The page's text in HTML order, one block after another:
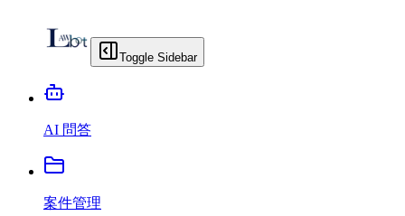
Toggle Sidebar
AI 問答
案件管理